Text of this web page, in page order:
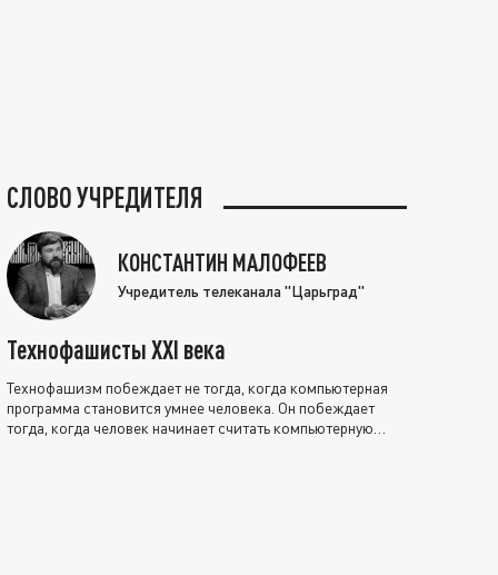
СЛОВО УЧРЕДИТЕЛЯ
КОНСТАНТИН МАЛОФЕЕВ
Учредитель телеканала "Царьград"
Технофашисты XXI века
Технофашизм побеждает не тогда, когда компьютерная
программа становится умнее человека. Он побеждает
тогда, когда человек начинает считать компьютерную